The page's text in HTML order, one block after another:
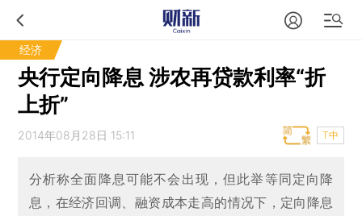
经济
央行定向降息 涉农再贷款利率“折
上折”
2014年08月28日 15:11 T中
分析称全面降息可能不会出现，但此举等同定向降
息，在经济回调、融资成本走高的情况下，定向降息